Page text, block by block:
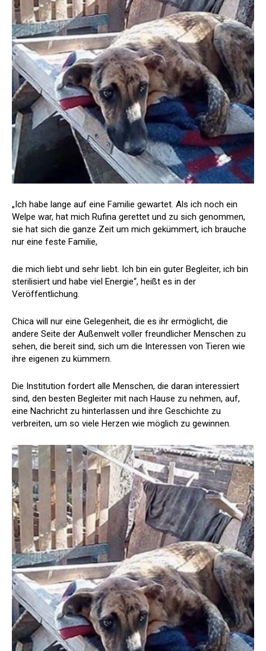
„Ich habe lange auf eine Familie gewartet. Als ich noch ein
Welpe war, hat mich Rufina gerettet und zu sich genommen,
sie hat sich die ganze Zeit um mich gekümmert, ich brauche
nur eine feste Familie,
die mich liebt und sehr liebt. Ich bin ein guter Begleiter, ich bin
sterilisiert und habe viel Energie“, heißt es in der
Veröffentlichung.
Chica will nur eine Gelegenheit, die es ihr ermöglicht, die
andere Seite der Außenwelt voller freundlicher Menschen zu
sehen, die bereit sind, sich um die Interessen von Tieren wie
ihre eigenen zu kümmern.
Die Institution fordert alle Menschen, die daran interessiert
sind, den besten Begleiter mit nach Hause zu nehmen, auf,
eine Nachricht zu hinterlassen und ihre Geschichte zu
verbreiten, um so viele Herzen wie möglich zu gewinnen.